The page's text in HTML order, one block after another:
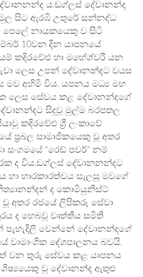
ය.ඩග්ලස් දේවානන්ද
සිට ඇරඹි උතුරේ සන්නද්ධ
පෙලේ නායකයෙකු ව සිටි
10වන දින යාපනයේ
කදිරවේළු හා මහේශ්වරී යන
ලෙස උපන් දේවානන්දට වයස
මව අහිමි විය. යපනය මධ්‍ය මහ
ලෙස සේවය කළ දේවානන්දගේ
සිදුවූ මුල්ම බරපතල
කදිරවේළු ශ්‍රී ලංකාවේ
ප්‍රබල සාමාජිකයෙකු වූ අතර
සංගමයේ “රෙඩ් පවර්” නම්
ද විය.ඩග්ලස් දේවානනන්දට
හා භාරකාරත්වය සැලසූ මවගේ
ද කොමියුනිස්ට්
වූ අතර රජයේ ලිපිකරු සේවා
ද හෙබවූ වෘත්තීය සමිති
වෙන්නේ දේවානන්දගේ
වාමාංශික දේශපාලනය බවයි.
වන තුරු සේවය කළ යාපනය
ශිෂ්‍යයෙකු වූ දේවානන්ද ඇතුළු